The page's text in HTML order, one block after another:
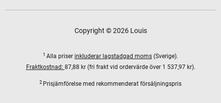
Copyright © 2026 Louis
1 Alla priser inkluderar lagstadgad moms (Sverige).
Fraktkostnad: 87,88 kr (fri frakt vid ordervärde över 1 537,97 kr).
2 Prisjämförelse med rekommenderat försäljningspris